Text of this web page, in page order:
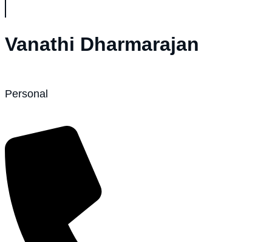
Vanathi Dharmarajan
Personal